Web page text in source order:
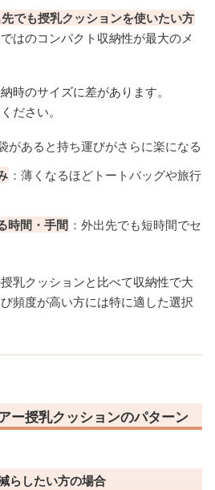
でも授乳クッションを使いたい方
はのコンパクト収納性が最大のメ
時のサイズに差があります。
ださい。
があると持ち運びがさらに楽になる
：薄くなるほどトートバッグや旅行
時間・手間 ：外出先でも短時間でセ
乳クッションと比べて収納性で大
頻度が高い方には特に適した選択
ー授乳クッションのパターン
らしたい方の場合